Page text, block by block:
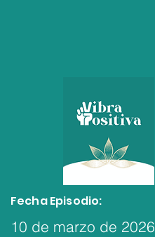
Fecha Episodio:
10 de marzo de 2026